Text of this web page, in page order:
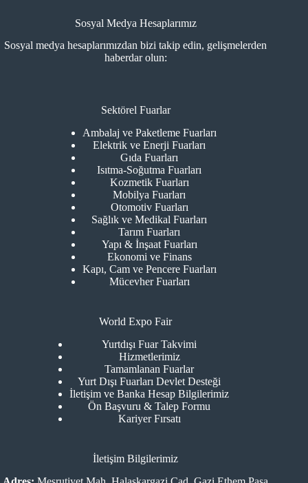
Sosyal Medya Hesaplarımız
Sosyal medya hesaplarımızdan bizi takip edin, gelişmelerden
haberdar olun:
Sektörel Fuarlar
Ambalaj ve Paketleme Fuarları
Elektrik ve Enerji Fuarları
Gıda Fuarları
Isıtma-Soğutma Fuarları
Kozmetik Fuarları
Mobilya Fuarları
Otomotiv Fuarları
Sağlık ve Medikal Fuarları
Tarım Fuarları
Yapı & İnşaat Fuarları
Ekonomi ve Finans
Kapı, Cam ve Pencere Fuarları
Mücevher Fuarları
World Expo Fair
Yurtdışı Fuar Takvimi
Hizmetlerimiz
Tamamlanan Fuarlar
Yurt Dışı Fuarları Devlet Desteği
İletişim ve Banka Hesap Bilgilerimiz
Ön Başvuru & Talep Formu
Kariyer Fırsatı
İletişim Bilgilerimiz